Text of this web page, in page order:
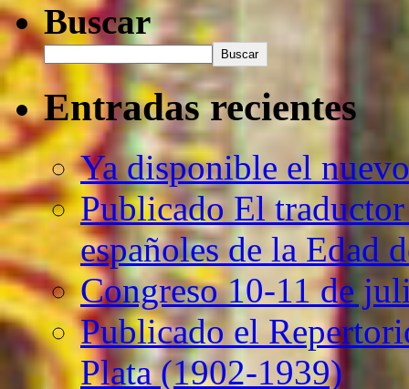
Buscar
Buscar
Entradas recientes
Ya disponible el
Publicado El
españoles de la Edad
Congreso 10-11 de
Publicado el
Plata (1902-1939)